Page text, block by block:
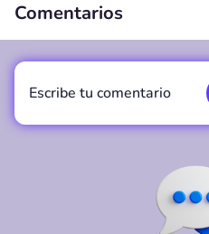
Comentarios
Escribe tu comentario